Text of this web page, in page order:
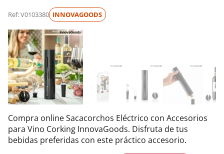
Ref: V0103380 INNOVAGOODS
Compra online Sacacorchos Eléctrico con Accesorios
para Vino Corking InnovaGoods. Disfruta de tus
bebidas preferidas con este práctico accesorio.